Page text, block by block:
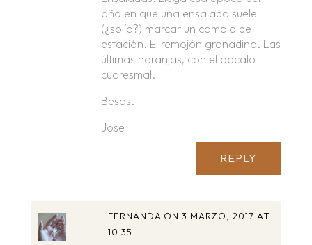
año en que una ensalada suele
(¿solía?) marcar un cambio de
estación. El remojón granadino. Las
últimas naranjas, con el bacalo
cuaresmal.
Besos.
Jose
REPLY
FERNANDA ON 3 MARZO, 2017 AT
10:35